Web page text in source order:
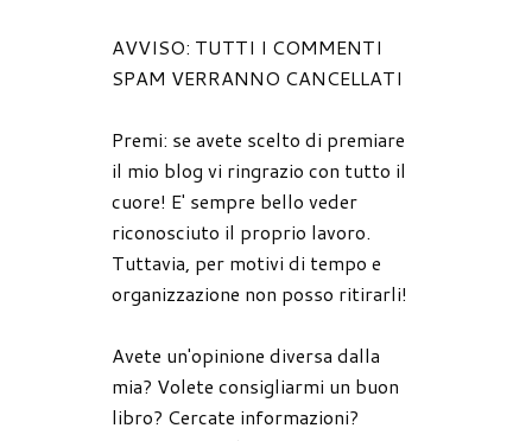
AVVISO: TUTTI I COMMENTI
SPAM VERRANNO CANCELLATI
Premi: se avete scelto di premiare
il mio blog vi ringrazio con tutto il
cuore! E' sempre bello veder
riconosciuto il proprio lavoro.
Tuttavia, per motivi di tempo e
organizzazione non posso ritirarli!
Avete un'opinione diversa dalla
mia? Volete consigliarmi un buon
libro? Cercate informazioni?